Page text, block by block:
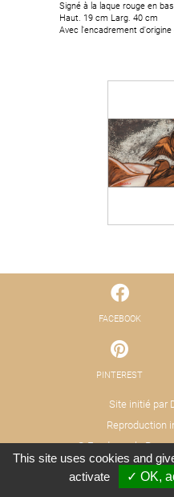
Signé à la laque rouge en
Haut. 19 cm Larg. 40 cm
Avec l'encadrement
Signé à la laque rouge en
Haut. 19 cm Larg. 40 cm
Avec l'encadrement
FACEBOOK
PINTEREST
Site initié par
Reproduction
© Fond pour la
Mentions légales - Protection des données
This site uses cookies and
activate
✓ OK,